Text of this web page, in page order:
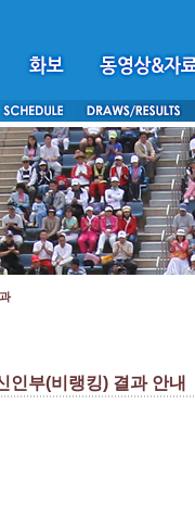
인부(비랭킹) 결과 안내